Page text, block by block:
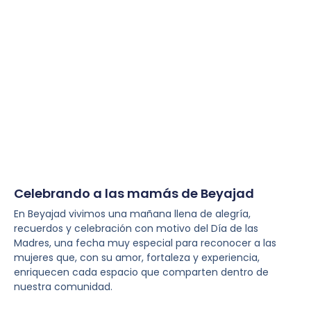
Celebrando a las mamás de Beyajad
En Beyajad vivimos una mañana llena de alegría,
recuerdos y celebración con motivo del Día de las
Madres, una fecha muy especial para reconocer a las
mujeres que, con su amor, fortaleza y experiencia,
enriquecen cada espacio que comparten dentro de
nuestra comunidad.